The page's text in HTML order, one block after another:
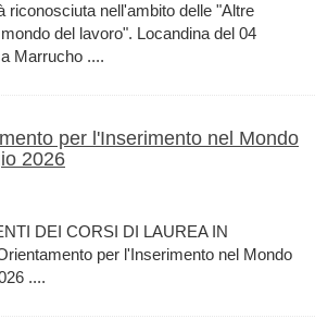
riconosciuta nell'ambito delle "Altre
del lavoro". Locandina del 04
Marrucho ....
per l'Inserimento nel Mondo
2026
DEI CORSI DI LAUREA IN
per l'Inserimento nel Mondo
....